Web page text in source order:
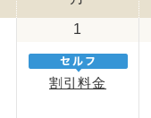
1
割引料金